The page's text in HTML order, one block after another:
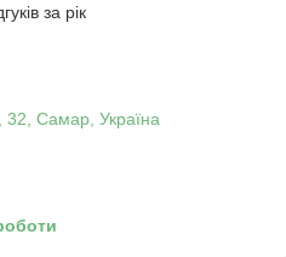
за рік
32, Самар, Україна